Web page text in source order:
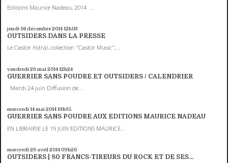
Editions Maurice Nadeau, 2014 ...
jeudi 04 décembre 201412h03
OUTSIDERS DANS LA PRESSE
Le Castor Astral, collection "Castor Music",...
vendredi 23 mai 201412h24
GUERRIER SANS POUDRE ET OUTSIDERS / CALENDRIER
Mardi 24 juin Diffusion de...
mercredi 14mai 201413h35
GUERRIER SANS POUDRE AUX EDITIONS MAURICE NADEAU
EN LIBRAIRIE LE 19 JUIN EDITIONS MAURICE...
mercredi 23 avril 2014 09h26
OUTSIDERS | 80 FRANCS-TIREURS DU ROCK ET DE SES...